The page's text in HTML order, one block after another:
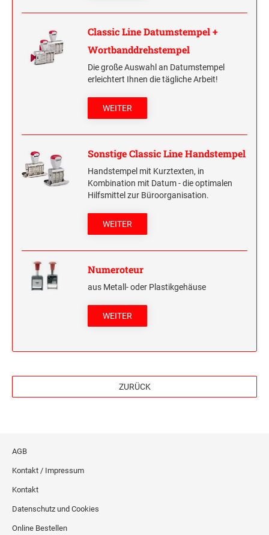
Classic Line Datumstempel +
Wortbanddrehstempel
Die große Auswahl an Datumstempel
erleichtert Ihnen die tägliche Arbeit!
WEITER
Sonstige Classic Line Handstempel
Handstempel mit Kurztexten, in
Kombination mit Datum - die optimalen
Hilfsmittel zur Büroorganisation.
WEITER
Numeroteur
aus Metall- oder Plastikgehäuse
WEITER
ZURÜCK
AGB
Kontakt / Impressum
Kontakt
Datenschutz und Cookies
Online Bestellen